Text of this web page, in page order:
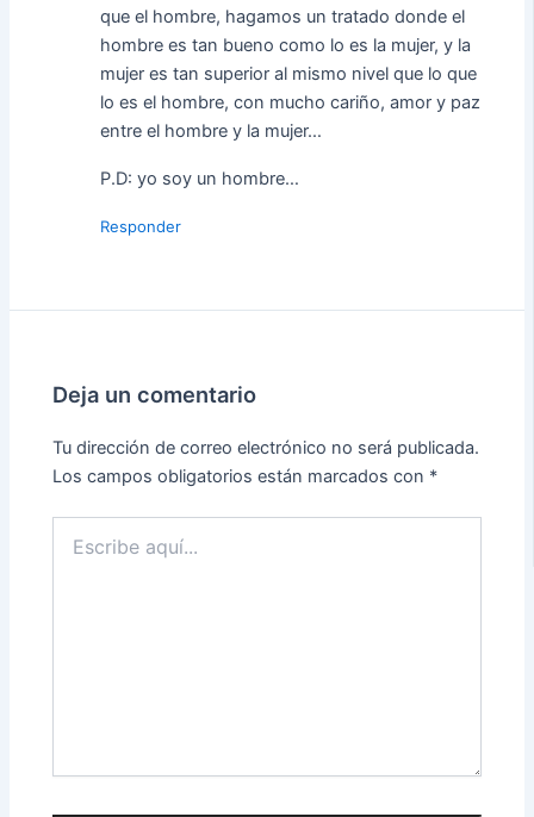
que el hombre, hagamos un tratado donde el
hombre es tan bueno como lo es la mujer, y la
mujer es tan superior al mismo nivel que lo que
lo es el hombre, con mucho cariño, amor y paz
entre el hombre y la mujer…
P.D: yo soy un hombre…
Responder
Deja un comentario
Tu dirección de correo electrónico no será publicada.
Los campos obligatorios están marcados con *
aquí...